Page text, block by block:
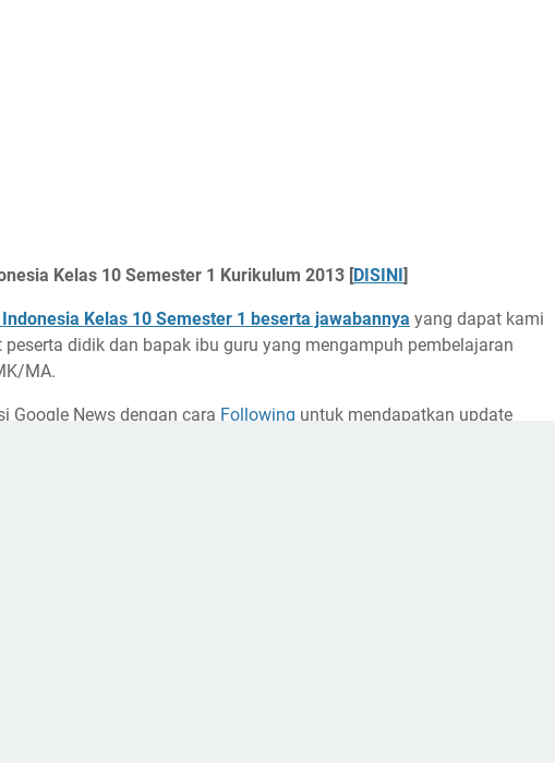
Kelas 10 Semester 1 Kurikulum 2013 [DISINI ]
Kelas 10 Semester 1 beserta jawabannya yang dapat kami
didik dan bapak ibu guru yang mengampuh pembelajaran
MA.
Google News dengan cara Following untuk mendapatkan update